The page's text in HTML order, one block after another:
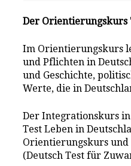
Der Orientierungskurs
Im Orientierungskurs
und Pflichten in
und Geschichte,
Werte, die in
Der Integrationskurs
Test Leben in
Orientierungskurs und
(Deutsch Test für